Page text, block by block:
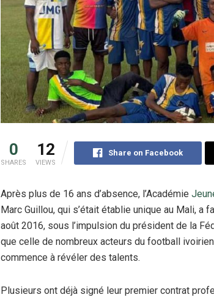
0
SHARES
12
VIEWS
Share on Facebook
Après plus de 16 ans d’absence, l’Académie
Marc Guillou, qui s’était établie unique au Mali, a
août 2016, sous l’impulsion du président de la
que celle de nombreux acteurs du football
commence à révéler des talents.
Plusieurs ont déjà signé leur premier contrat